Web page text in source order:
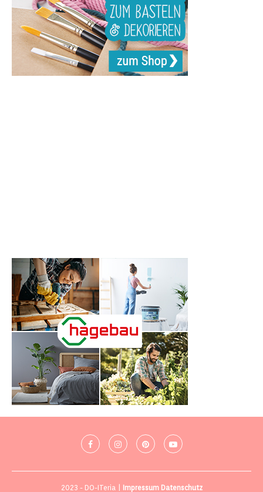
2023 - DO-ITeria | Impressum Datenschutz